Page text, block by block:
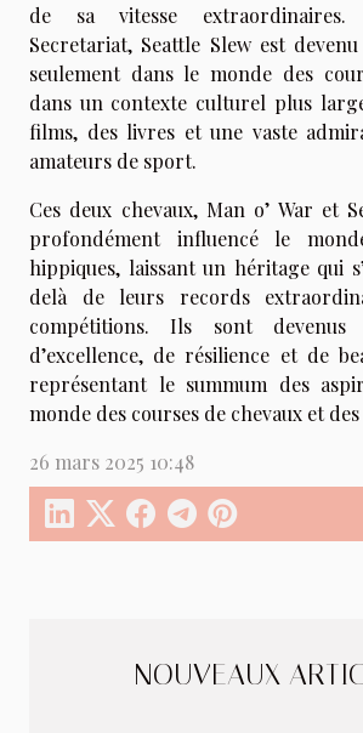
de sa vitesse extraordinaires.
Secretariat, Seattle Slew est
seulement dans le monde des
dans un contexte culturel plus
films, des livres et une vaste
amateurs de sport.
Ces deux chevaux, Man o’ War et
profondément influencé le
hippiques, laissant un héritage qui
delà de leurs records
compétitions. Ils sont devenus
d’excellence, de résilience et de
représentant le summum des
monde des courses de chevaux et
26 mars 2025 10:48
NOUVEAUX